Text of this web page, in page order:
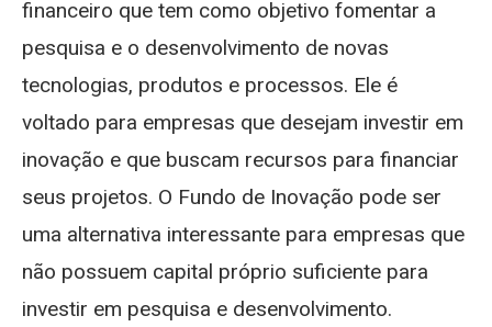
financeiro que tem como objetivo fomentar a
pesquisa e o desenvolvimento de novas
tecnologias, produtos e processos. Ele é
voltado para empresas que desejam investir em
inovação e que buscam recursos para financiar
seus projetos. O Fundo de Inovação pode ser
uma alternativa interessante para empresas que
não possuem capital próprio suficiente para
investir em pesquisa e desenvolvimento.